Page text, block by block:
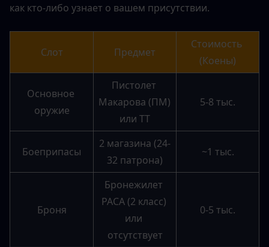
как кто-либо узнает о вашем присутствии.
Слот Предмет
Стоимость
(Коены)
Основное
оружие
Пистолет
Макарова (ПМ)
или ТТ
5-8 тыс.
Боеприпасы
2 магазина (24-
32 патрона)
~1 тыс.
Броня
Бронежилет
PACA (2 класс)
или
отсутствует
0-5 тыс.